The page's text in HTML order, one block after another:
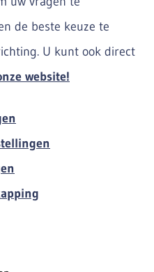
de beste keuze te
U kunt ook direct
website!